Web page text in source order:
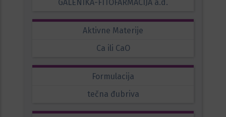
GALENIKA-FITOFARMACIJA a.d.
Aktivne Materije
Ca ili CaO
Formulacija
tečna đubriva